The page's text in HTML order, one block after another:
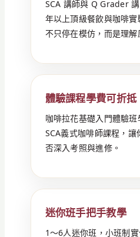
SCA 講師與 Q Grader
年以上頂級餐飲與咖啡
不只停在模仿，而是理解
體驗課程學費可折抵
咖啡拉花基礎入門體驗
SCA義式咖啡師課程，
否深入考照與進修。
迷你班手把手教學
1～6人迷你班，小班制